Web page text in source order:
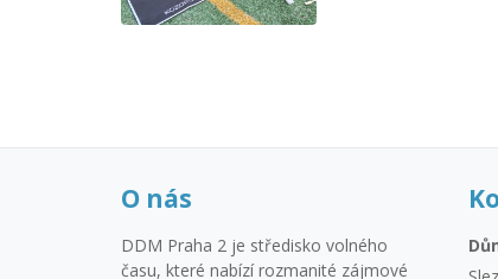
O nás
DDM Praha 2 je středisko volného
času, které nabízí rozmanité zájmové